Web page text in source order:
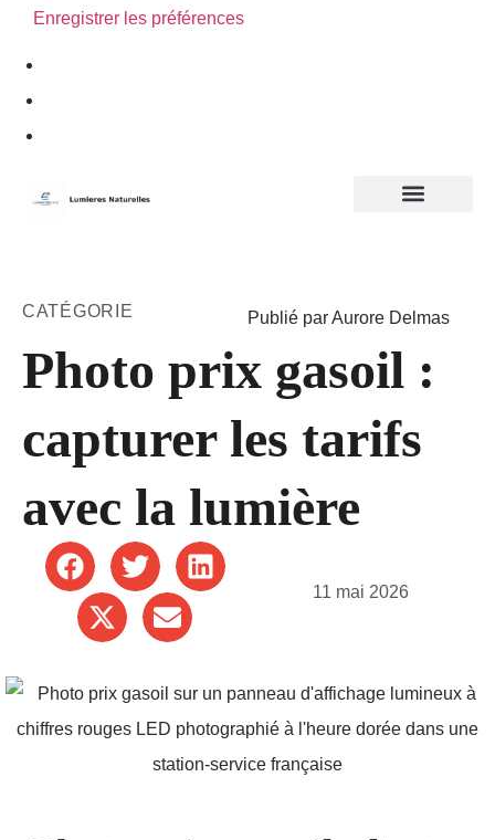
Enregistrer les préférences
CATÉGORIE Publié par Aurore Delmas
Photo prix gasoil :
capturer les tarifs
avec la lumière
11 mai 2026